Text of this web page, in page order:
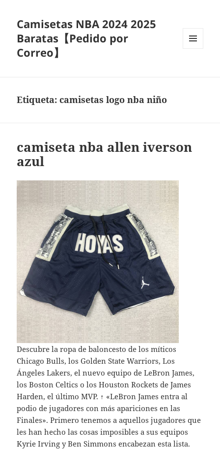
Camisetas NBA 2024 2025
Baratas【Pedido por
Correo】
Etiqueta:camisetas logo nba niño
camiseta nba allen iverson
azul
Descubre la ropa de baloncesto de los míticos
Chicago Bulls, los Golden State Warriors, Los
Ángeles Lakers, el nuevo equipo de LeBron James,
los Boston Celtics o los Houston Rockets de James
Harden, el último MVP. ↑ «LeBron James entra al
podio de jugadores con más apariciones en las
Finales». Primero tenemos a aquellos jugadores que
les han hecho las cosas imposibles a sus equipos
Kyrie Irving y Ben Simmons encabezan esta lista.